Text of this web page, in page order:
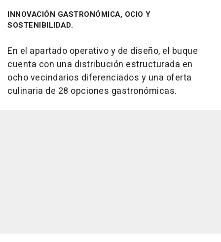
INNOVACIÓN GASTRONÓMICA, OCIO Y
SOSTENIBILIDAD.
En el apartado operativo y de diseño, el buque
cuenta con una distribución estructurada en
ocho vecindarios diferenciados y una oferta
culinaria de 28 opciones gastronómicas.